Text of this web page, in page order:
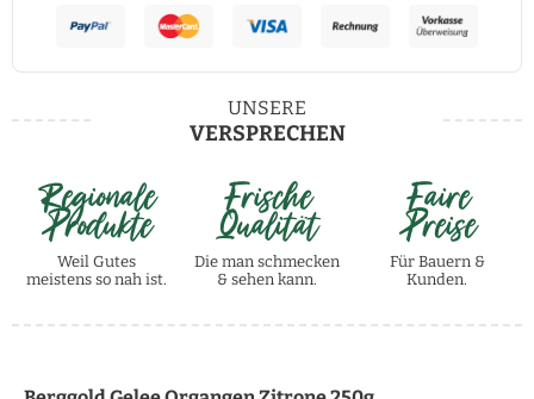
UNSERE
VERSPRECHEN
Regionale
Produkte
Weil Gutes
meistens so nah ist.
Frische
Qualität
Die man schmecken
& sehen kann.
Faire
Preise
Für Bauern &
Kunden.